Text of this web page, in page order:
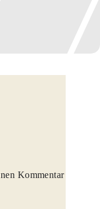
Kommentar